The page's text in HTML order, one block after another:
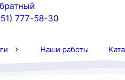
777-58-30
Наши работы